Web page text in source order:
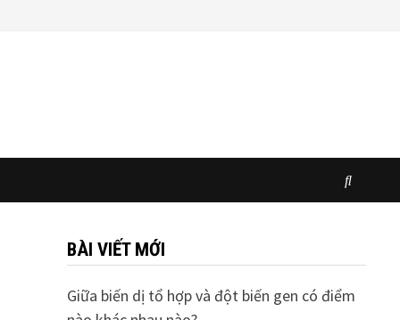
BÀI VIẾT MỚI
Giữa biến dị tổ hợp và đột biến gen có điểm